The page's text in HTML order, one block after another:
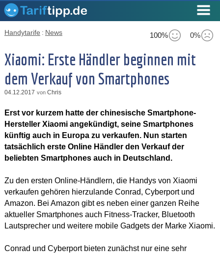
100% 0%
Handytarife : News
Xiaomi: Erste Händler beginnen mit
dem Verkauf von Smartphones
04.12.2017 von Chris
Erst vor kurzem hatte der chinesische Smartphone-
Hersteller Xiaomi angekündigt, seine Smartphones
künftig auch in Europa zu verkaufen. Nun starten
tatsächlich erste Online Händler den Verkauf der
beliebten Smartphones auch in Deutschland.
Zu den ersten Online-Händlern, die Handys von Xiaomi
verkaufen gehören hierzulande Conrad, Cyberport und
Amazon. Bei Amazon gibt es neben einer ganzen Reihe
aktueller Smartphones auch Fitness-Tracker, Bluetooth
Lautsprecher und weitere mobile Gadgets der Marke Xiaomi.
Conrad und Cyberport bieten zunächst nur eine sehr